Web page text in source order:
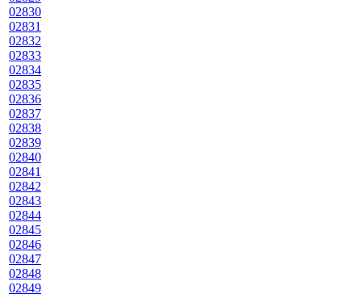
02830
02831
02832
02833
02834
02835
02836
02837
02838
02839
02840
02841
02842
02843
02844
02845
02846
02847
02848
02849